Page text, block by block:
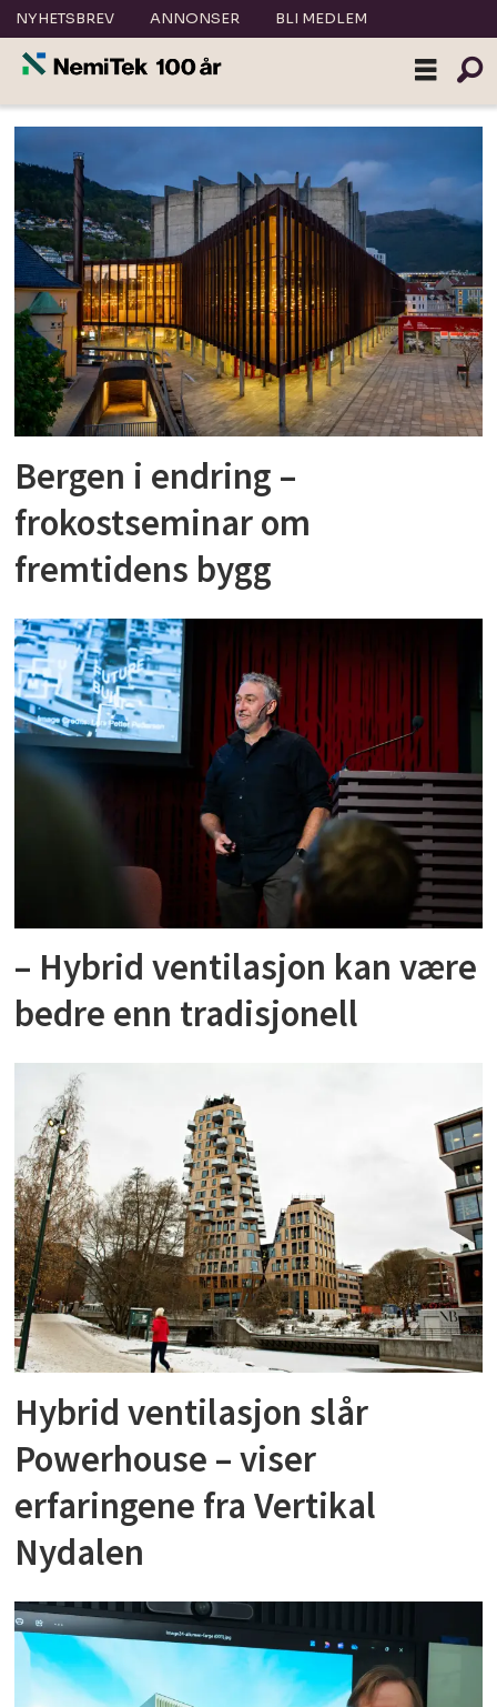
NYHETSBREV ANNONSER BLI MEDLEM
Tag:
futurebuilt
Bergen i endring –
frokostseminar om
fremtidens bygg
– Hybrid ventilasjon kan være
bedre enn tradisjonell
Hybrid ventilasjon slår
Powerhouse – viser
erfaringene fra Vertikal
Nydalen